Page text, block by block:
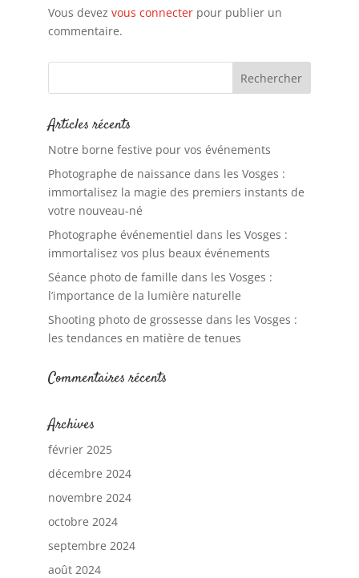
Vous devez vous connecterpour publier un
commentaire.
Articles récents
Notre borne festive pour vos événements
Photographe de naissance dans les Vosges :
immortalisez la magie des premiers instants de
votre nouveau-né
Photographe événementiel dans les Vosges :
immortalisez vos plus beaux événements
Séance photo de famille dans les Vosges :
l’importance de la lumière naturelle
Shooting photo de grossesse dans les Vosges :
les tendances en matière de tenues
Commentaires récents
Archives
février 2025
décembre 2024
novembre 2024
octobre 2024
septembre 2024
août 2024